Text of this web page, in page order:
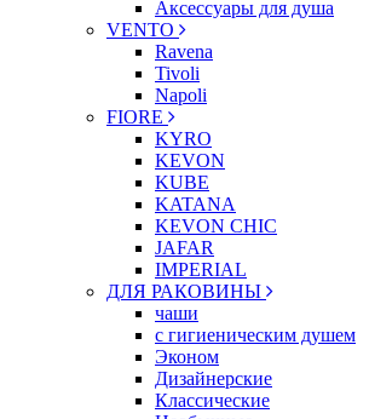
Аксессуары для душа
VENTO
Ravena
Tivoli
Napoli
FIORE
KYRO
KEVON
KUBE
KATANA
KEVON CHIC
JAFAR
IMPERIAL
ДЛЯ РАКОВИНЫ
чаши
с гигиеническим душем
Эконом
Дизайнерские
Классические